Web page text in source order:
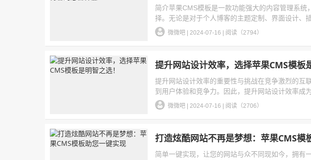
简介苹果CMS模板是一款功能强大的内容管理系
择。无论是对于个人博客的主题定制、界面设计、
微微吧 2024-07-16 阅读（2794）
提升网站设计效率，选择苹果CMS模板
提升网站设计效率的重要性与挑战在竞争激烈的互
到用户体验和竞争力。因此，提升网站设计效率成
微微吧 2024-07-16 阅读（2706）
打造炫酷网站不再是梦想：苹果CMS模
简单一键实现，让您的网站与众不同现如今，拥有